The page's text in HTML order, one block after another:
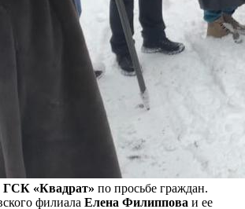
ГСК «Квадрат» по просьбе граждан.
филиала Елена Филиппова и ее